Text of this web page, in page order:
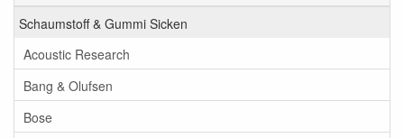
Schaumstoff & Gummi Sicken
Acoustic Research
Bang & Olufsen
Bose